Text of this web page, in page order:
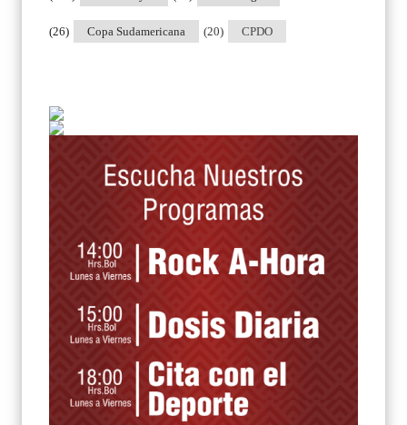
Copa Sudamericana
(26) CPDO
(20)